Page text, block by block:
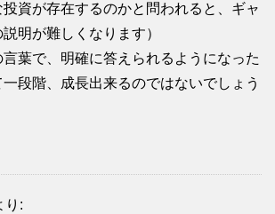
投資が存在するのかと問われると、ギャ
明が難しくなります）
葉で、明確に答えられるようになった
段階、成長出来るのではないでしょう
り: